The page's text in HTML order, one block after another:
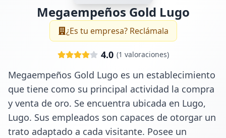
Megaempeños Gold Lugo
¿Es tu empresa? Reclámala
4.0 (1 valoraciones)
Megaempeños Gold Lugo es un establecimiento
que tiene como su principal actividad la compra
y venta de oro. Se encuentra ubicada en Lugo,
Lugo. Sus empleados son capaces de otorgar un
trato adaptado a cada visitante. Posee un